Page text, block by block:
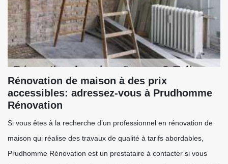
Rénovation de maison à des prix
accessibles: adressez-vous à Prudhomme
Rénovation
Si vous êtes à la recherche d’un professionnel en rénovation de
maison qui réalise des travaux de qualité à tarifs abordables,
Prudhomme Rénovation est un prestataire à contacter si vous